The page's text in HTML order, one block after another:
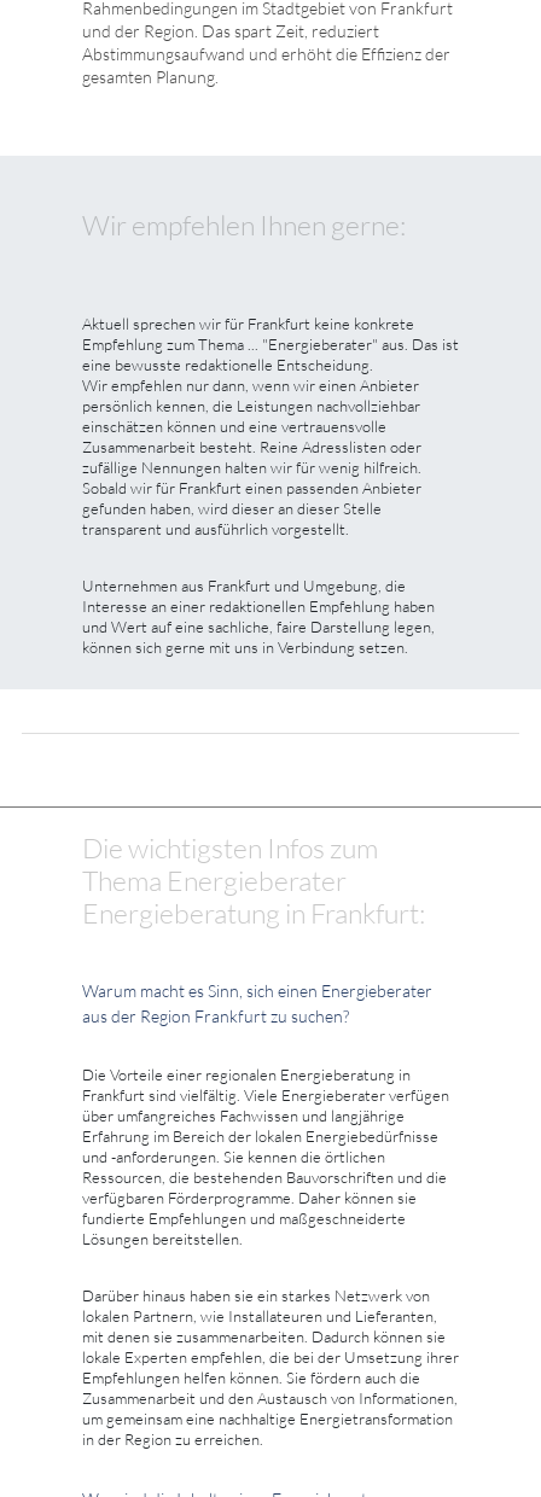
Rahmenbedingungen im Stadtgebiet von Frankfurt
und der Region. Das spart Zeit, reduziert
Abstimmungsaufwand und erhöht die Effizienz der
gesamten Planung.
Wir empfehlen Ihnen gerne:
Aktuell sprechen wir für Frankfurt keine konkrete
Empfehlung zum Thema ... "Energieberater" aus. Das ist
eine bewusste redaktionelle Entscheidung.
Wir empfehlen nur dann, wenn wir einen Anbieter
persönlich kennen, die Leistungen nachvollziehbar
einschätzen können und eine vertrauensvolle
Zusammenarbeit besteht. Reine Adresslisten oder
zufällige Nennungen halten wir für wenig hilfreich.
Sobald wir für Frankfurt einen passenden Anbieter
gefunden haben, wird dieser an dieser Stelle
transparent und ausführlich vorgestellt.
Unternehmen aus Frankfurt und Umgebung, die
Interesse an einer redaktionellen Empfehlung haben
und Wert auf eine sachliche, faire Darstellung legen,
können sich gerne mit uns in Verbindung setzen.
Die wichtigsten Infos zum
Thema Energieberater
Energieberatung in Frankfurt:
Warum macht es Sinn, sich einen Energieberater
aus der Region Frankfurt zu suchen?
Die Vorteile einer regionalen Energieberatung in
Frankfurt sind vielfältig. Viele Energieberater verfügen
über umfangreiches Fachwissen und langjährige
Erfahrung im Bereich der lokalen Energiebedürfnisse
und -anforderungen. Sie kennen die örtlichen
Ressourcen, die bestehenden Bauvorschriften und die
verfügbaren Förderprogramme. Daher können sie
fundierte Empfehlungen und maßgeschneiderte
Lösungen bereitstellen.
Darüber hinaus haben sie ein starkes Netzwerk von
lokalen Partnern, wie Installateuren und Lieferanten,
mit denen sie zusammenarbeiten. Dadurch können sie
lokale Experten empfehlen, die bei der Umsetzung ihrer
Empfehlungen helfen können. Sie fördern auch die
Zusammenarbeit und den Austausch von Informationen,
um gemeinsam eine nachhaltige Energietransformation
in der Region zu erreichen.